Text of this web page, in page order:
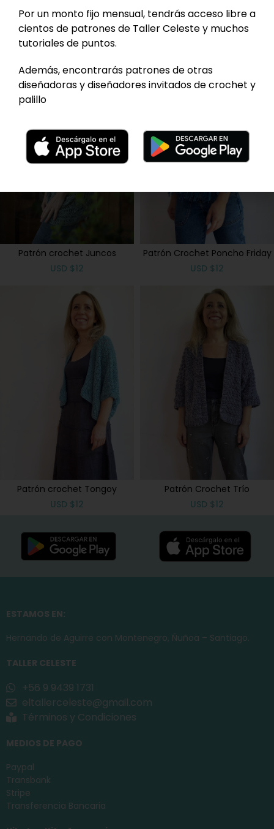
Patrón Crochet Cuello Kai
USD
Patrón Crochet Heron
Calcetines
USD $10
Patrón crochet Juncos
USD $12
Patrón Crochet Poncho Friday
USD $12
Patrón crochet Tongoy
USD $12
Patrón Crochet Trío
USD $12
ESTAMOS EN:
Hernando de Aguirre con Montenegro, Ñuñoa – Santiago.
TALLER CELESTE
+56 9 9439 1731
eltallerceleste@gmail.com
Términos y Condiciones
MEDIOS DE PAGO
Paypal
Transbank
Stripe
Transferencia Bancaria
Por un monto fijo mensual, tendrás acceso libre a
cientos de patrones de Taller Celeste y muchos
tutoriales de puntos.
Además, encontrarás patrones de otras
diseñadoras y diseñadores invitados de crochet y
palillo